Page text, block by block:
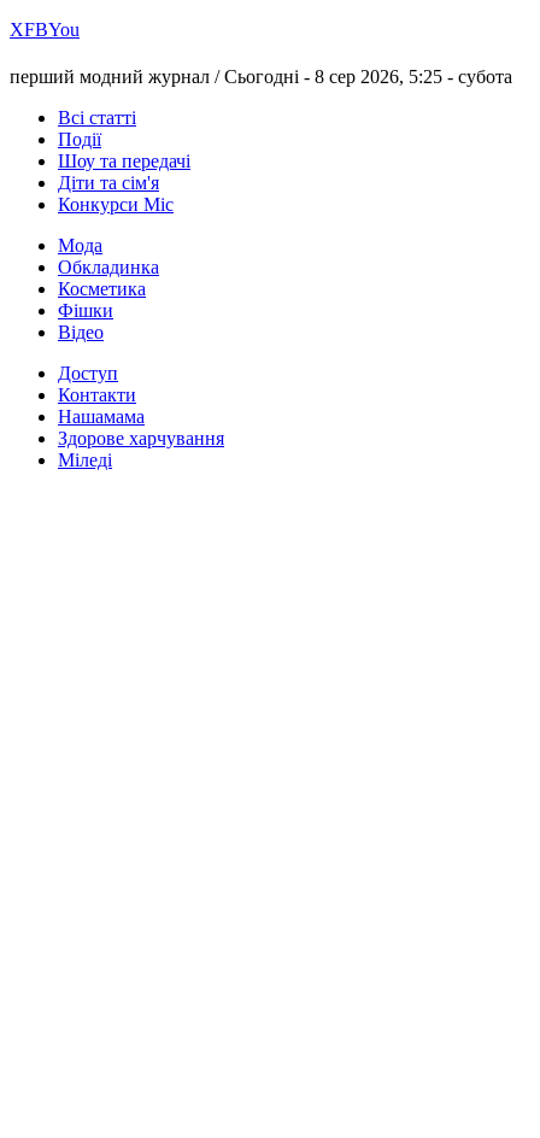
ХFBYou
перший модний журнал /Сьогодні - 8 сер 2026, 5:25 - субота
Всі статті
Події
Шоу та передачі
Діти та сім'я
Конкурси Міс
Мода
Обкладинка
Косметика
Фішки
Відео
Доступ
Контакти
Нашамама
Здорове харчування
Міледі